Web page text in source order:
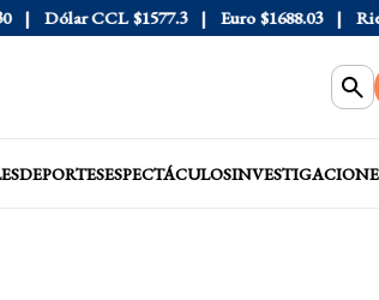
Dólar CCL $1577.3 Euro $1688.03
DEPORTESESPECTÁCULOS